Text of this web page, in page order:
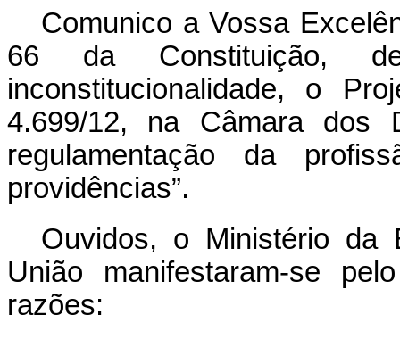
Comunico a Vossa
66 da Constituição,
inconstitucionalidade, o
4.699/12, na Câmara dos
regulamentação da
providências”.
Ouvidos, o Ministério da
União manifestaram-se
razões: